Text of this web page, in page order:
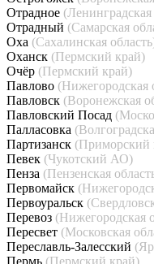
Отрадное (Ленинградская
Отрадный (Самарская
Оха (Сахалинская
Оханск (Пермский край)
Очёр (Пермский край)
Павлово (Нижегородская
Павловск (Воронежская
Павловский Посад
Палласовка
Партизанск (Приморский
Певек (Чукотский АО)
Пенза (Пензенская
Первомайск
Первоуральск
Перевоз (Нижегородская
Пересвет (Московская
Переславль-Залесский